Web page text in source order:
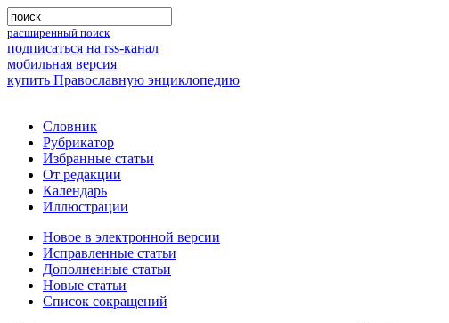
расширенный поиск
подписаться на rss-канал
мобильная версия
купить Православную энциклопедию
Словник
Рубрикатор
Избранные статьи
От редакции
Календарь
Иллюстрации
Новое в электронной версии
Исправленные статьи
Дополненные статьи
Новые статьи
Список сокращений